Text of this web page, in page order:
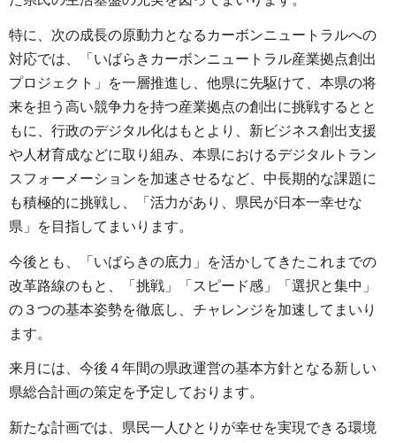
特に、次の成長の原動力となるカーボンニュートラルへの
対応では、「いばらきカーボンニュートラル産業拠点創出
プロジェクト」を一層推進し、他県に先駆けて、本県の将
来を担う高い競争力を持つ産業拠点の創出に挑戦するとと
もに、行政のデジタル化はもとより、新ビジネス創出支援
や人材育成などに取り組み、本県におけるデジタルトラン
スフォーメーションを加速させるなど、中長期的な課題に
も積極的に挑戦し、「活力があり、県民が日本一幸せな
県」を目指してまいります。
今後とも、「いばらきの底力」を活かしてきたこれまでの
改革路線のもと、「挑戦」「スピード感」「選択と集中」
の３つの基本姿勢を徹底し、チャレンジを加速してまいり
ます。
来月には、今後４年間の県政運営の基本方針となる新しい
県総合計画の策定を予定しております。
新たな計画では、県民一人ひとりが幸せを実現できる環境